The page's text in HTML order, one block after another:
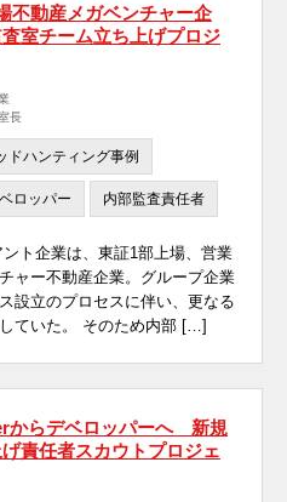
不動産メガベンチャー企
室チーム立ち上げプロジ
長
ドハンティング事例
ロッパー 内部監査責任者
ト企業は、東証1部上場、営業
ャー不動産企業。グループ企業
設立のプロセスに伴い、更なる
ていた。 そのため内部 […]
からデベロッパーへ 新規
責任者スカウトプロジェ